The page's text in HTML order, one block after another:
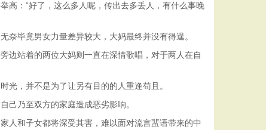
高：“好了，这么多人呢，传出去多丢人，有什么事晚
毕竟男女力量差异较大，大妈最终并没有得逞。
边站着的两位大妈则一直在深情歌唱，对于两人在自
光，并不是为了让另有目的的人重逢苟且。
己乃至双方的家庭造成恶劣影响。
人和子女都将深受其害，难以面对流言蜚语带来的中